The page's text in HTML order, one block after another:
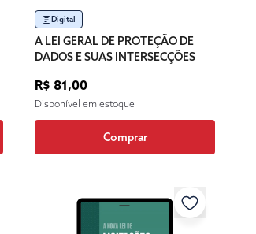
Digital
A LEI GERAL DE PROTEÇÃO DE
DADOS E SUAS INTERSECÇÕES
R$ 81,00
Disponível em estoque
Comprar